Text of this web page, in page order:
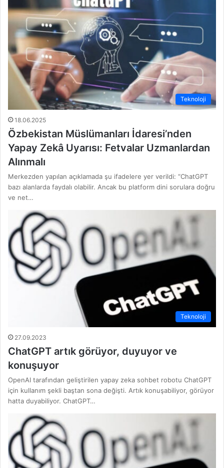
Teknoloji
18.06.2025
Özbekistan Müslümanları İdaresi’nden
Yapay Zekâ Uyarısı: Fetvalar Uzmanlardan
Alınmalı
Merkezden yapılan açıklamada şu ifadelere yer verildi: “ChatGPT
bazı alanlarda faydalı olabilir. Ancak bu platform dini sorulara doğru
ve net…
Teknoloji
27.09.2023
ChatGPT artık görüyor, duyuyor ve
konuşuyor
OpenAI tarafından geliştirilen yapay zeka sohbet robotu ChatGPT
için kullanım şekli baştan sona değişti. Artık konuşabiliyor, görüyor
hatta duyabiliyor. ChatGPT…